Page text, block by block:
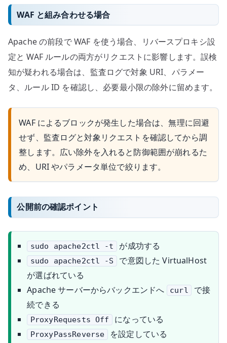
WAF と組み合わせる場合
Apache の前段で WAF を使う場合、リバースプロキシ設
定と WAF ルールの両方がリクエストに影響します。誤検
知が疑われる場合は、監査ログで対象 URI、パラメー
タ、ルール ID を確認し、必要最小限の除外に留めます。
WAF によるブロックが発生した場合は、無理に回避
せず、監査ログと対象リクエストを確認してから調
整します。広い除外を入れると防御範囲が崩れるた
め、URI やパラメータ単位で絞ります。
公開前の確認ポイント
sudo apache2ctl -t が成功する
sudo apache2ctl -S
で意図した VirtualHost
が選ばれている
Apache サーバーからバックエンドへ
curl
で接
続できる
ProxyRequests Off になっている
ProxyPassReverse
を設定している